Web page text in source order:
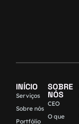
INÍCIO
Serviços
Sobre nós
Portfólio
SOBRE
NÓS
CEO
O que